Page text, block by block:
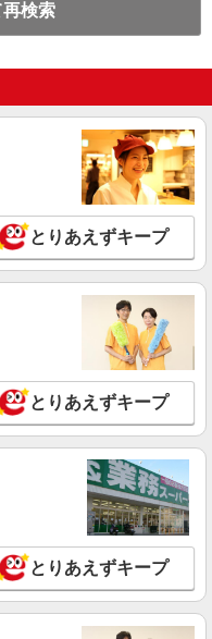
検索
とりあえずキープ
とりあえずキープ
とりあえずキープ